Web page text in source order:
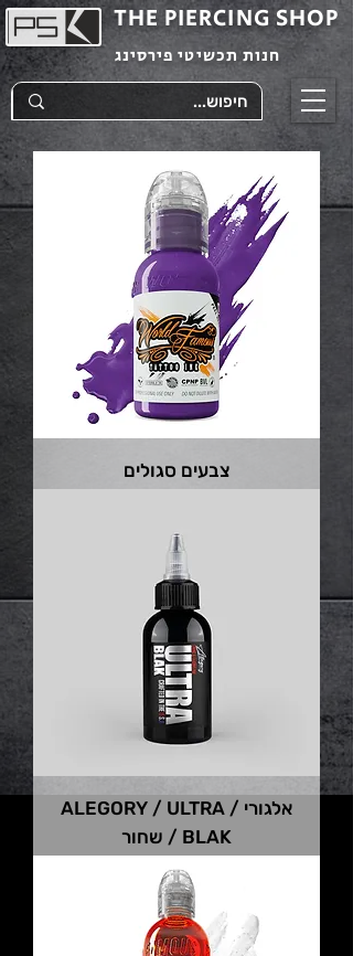
THE PIERCING SHOP
חנות תכשיטי פירסינג
צבעים סגולים
אלגורי / ALEGORY / ULTRA
BLAK / שחור